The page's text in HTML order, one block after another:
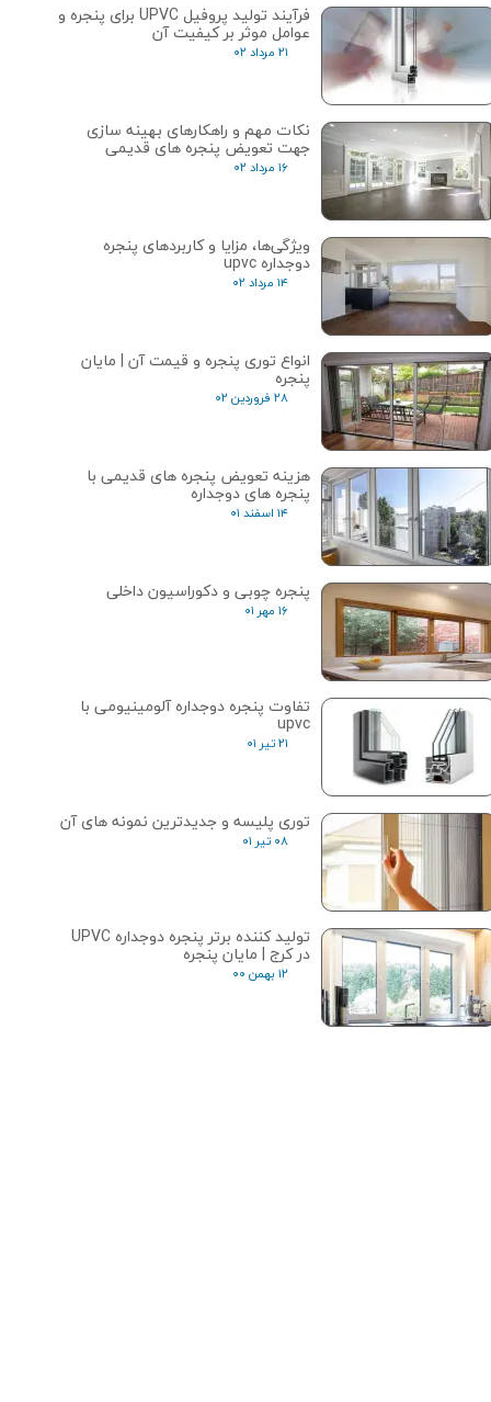
فرآیند تولید پروفیل UPVC برای پنجره و
عوامل موثر بر کیفیت آن
۲۱ مرداد ۰۲
نکات مهم و راهکارهای بهینه سازی
جهت تعویض پنجره های قدیمی
۱۶ مرداد ۰۲
ویژگی‌ها، مزایا و کاربردهای پنجره
دوجداره upvc
۱۴ مرداد ۰۲
انواع توری پنجره و قیمت آن | مایان
پنجره
۲۸ فروردین ۰۲
هزینه تعویض پنجره های قدیمی با
پنجره های دوجداره
۱۴ اسفند ۰۱
پنجره چوبی و دکوراسیون داخلی
۱۶ مهر ۰۱
تفاوت پنجره دوجداره آلومینیومی با
upvc
۲۱ تیر ۰۱
توری پلیسه و جدیدترین نمونه های آن
۰۸ تیر ۰۱
تولید کننده برتر پنجره دوجداره UPVC
در کرج | مایان پنجره
۱۲ بهمن ۰۰